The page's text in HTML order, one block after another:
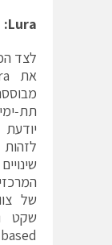
Lura:
של
based.